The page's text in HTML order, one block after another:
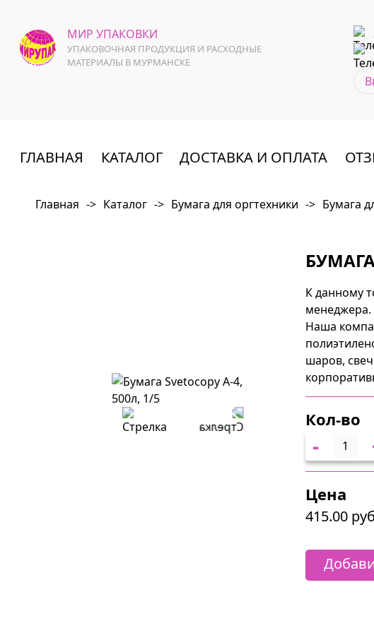
МИР УПАКОВКИ
УПАКОВОЧНАЯ ПРОДУКЦИЯ И РАСХОДНЫЕ
МАТЕРИАЛЫ В МУРМАНСКЕ
ГЛАВНАЯ КАТАЛОГ ДОСТАВКА И ОПЛАТА
Главная -> Каталог -> Бумага для оргтехники -> Бумага
БУМАГА
К данному
менеджера.
Наша
шаров,
Кол-во
-
Цена
415.00